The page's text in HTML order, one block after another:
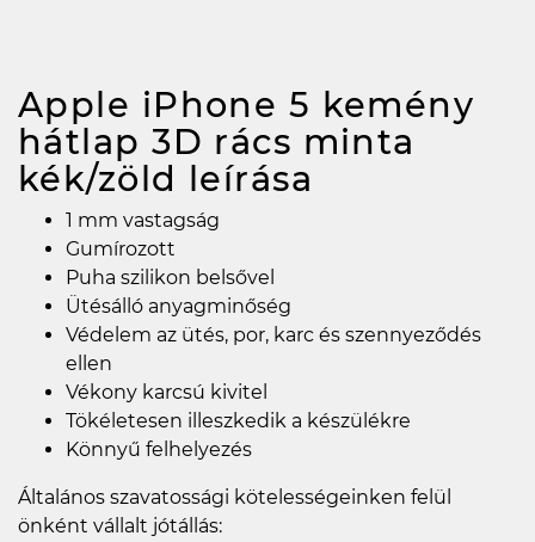
Apple iPhone 5 kemény
hátlap 3D rács minta
kék/zöld leírása
1 mm vastagság
Gumírozott
Puha szilikon belsővel
Ütésálló anyagminőség
Védelem az ütés, por, karc és szennyeződés
ellen
Vékony karcsú kivitel
Tökéletesen illeszkedik a készülékre
Könnyű felhelyezés
Általános szavatossági kötelességeinken felül
önként vállalt jótállás: